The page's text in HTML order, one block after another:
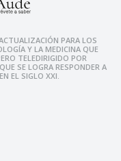
PARA LOS
Y LA MEDICINA QUE
TELEDIRIGIDO POR
SE LOGRA RESPONDER A
EL SIGLO XXI.